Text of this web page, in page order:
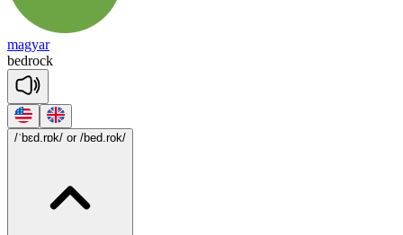
magyar
bedrock
/ˈbɛd.rɒk/ or /bed.rok/